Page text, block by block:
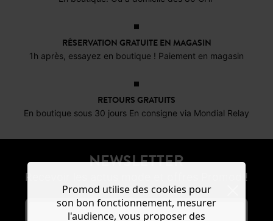
RÉSERVATION GRATUITE EN MAGASIN
1h après, essayez en boutique ! Paiement en magasin
RETOURS GRATUITS
En boutique sous 30 jours En consigne via Mondial Relay
NEWSLETTER
Recevoir les actus mode et offres Promod !
Promod utilise des cookies pour
son bon fonctionnement, mesurer
l'audience, vous proposer des